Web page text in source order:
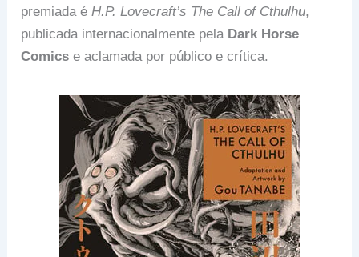
premiada éH.P. Lovecraft’s The Call of Cthulhu,
publicada internacionalmente pela Dark Horse
Comics e aclamada por público e crítica.